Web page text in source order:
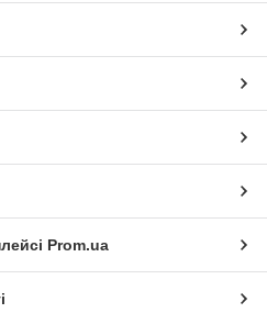
Prom.ua